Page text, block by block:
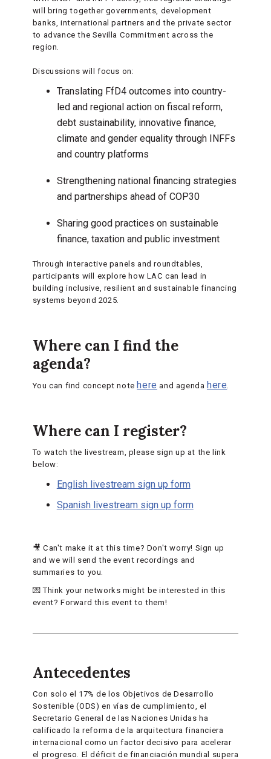
will bring together governments, development
banks, international partners and the private sector
to advance the Sevilla Commitment across the
region.
Discussions will focus on:
Translating FfD4 outcomes into country-
led and regional action on fiscal reform,
debt sustainability, innovative finance,
climate and gender equality through INFFs
and country platforms
Strengthening national financing strategies
and partnerships ahead of COP30
Sharing good practices on sustainable
finance, taxation and public investment
Through interactive panels and roundtables,
participants will explore how LAC can lead in
building inclusive, resilient and sustainable financing
systems beyond 2025.
Where can I find the
agenda?
You can find concept note here and agenda here.
Where can I register?
To watch the livestream, please sign up at the link
below:
English livestream sign up form
Spanish livestream sign up form
🎥 Can't make it at this time? Don't worry! Sign up
and we will send the event recordings and
summaries to you.
💌 Think your networks might be interested in this
event? Forward this event to them!
Antecedentes
Con solo el 17% de los Objetivos de Desarrollo
Sostenible (ODS) en vías de cumplimiento, el
Secretario General de las Naciones Unidas ha
calificado la reforma de la arquitectura financiera
internacional como un factor decisivo para acelerar
el progreso. El déficit de financiación mundial supera